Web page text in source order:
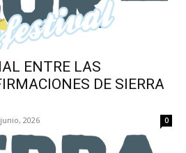
ENTRE LAS
DE SIERRA
2026 0